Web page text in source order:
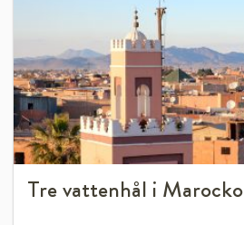
Tre vattenhål i Marocko